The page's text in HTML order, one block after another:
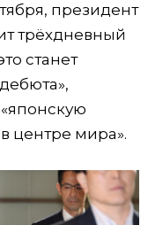
президент
трёхдневный
станет
центре мира».